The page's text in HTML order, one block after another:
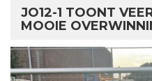
JO12-1 TOONT
MOOIE